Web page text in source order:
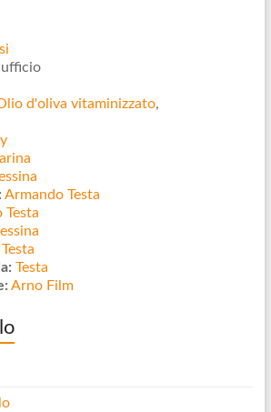
ufficio
d'oliva vitaminizzato,
Armando Testa
Testa
Testa
Arno Film